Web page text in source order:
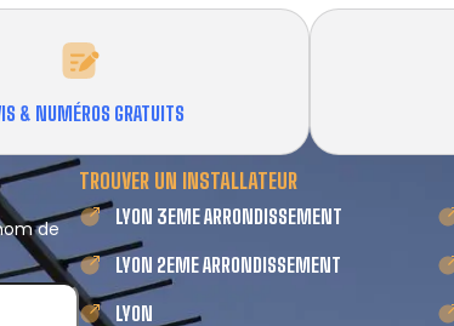
& NUMÉROS GRATUITS
de
TROUVER UN INSTALLATEUR
LYON 3EME ARRONDISSEMENT
LYON 2EME ARRONDISSEMENT
LYON